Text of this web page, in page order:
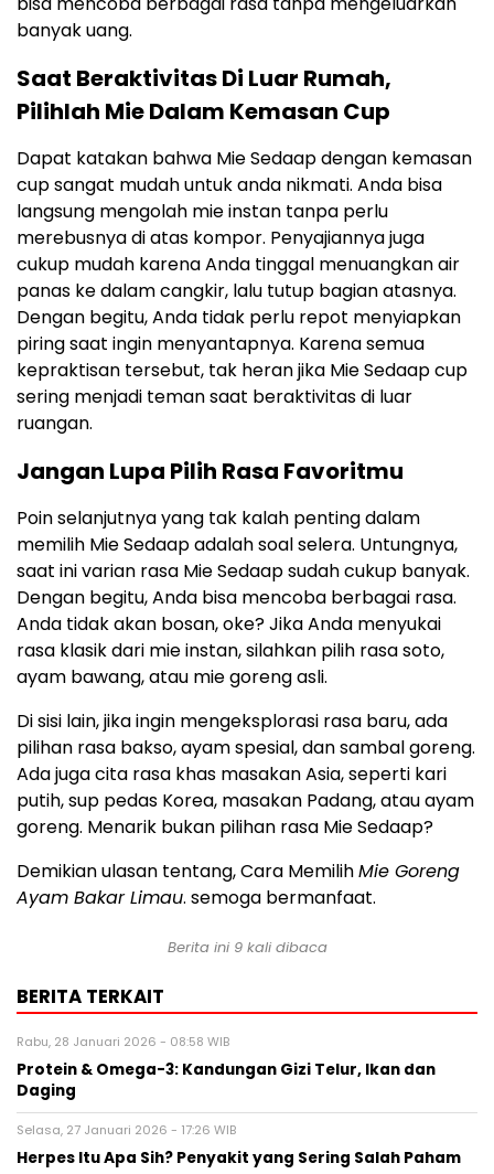
banyak uang.
Saat Beraktivitas Di Luar Rumah,
Pilihlah Mie Dalam Kemasan Cup
Dapat katakan bahwa Mie Sedaap dengan kemasan
cup sangat mudah untuk anda nikmati. Anda bisa
langsung mengolah mie instan tanpa perlu
merebusnya di atas kompor. Penyajiannya juga
cukup mudah karena Anda tinggal menuangkan air
panas ke dalam cangkir, lalu tutup bagian atasnya.
Dengan begitu, Anda tidak perlu repot menyiapkan
piring saat ingin menyantapnya. Karena semua
kepraktisan tersebut, tak heran jika Mie Sedaap cup
sering menjadi teman saat beraktivitas di luar
ruangan.
Jangan Lupa Pilih Rasa Favoritmu
Poin selanjutnya yang tak kalah penting dalam
memilih Mie Sedaap adalah soal selera. Untungnya,
saat ini varian rasa Mie Sedaap sudah cukup banyak.
Dengan begitu, Anda bisa mencoba berbagai rasa.
Anda tidak akan bosan, oke? Jika Anda menyukai
rasa klasik dari mie instan, silahkan pilih rasa soto,
ayam bawang, atau mie goreng asli.
Di sisi lain, jika ingin mengeksplorasi rasa baru, ada
pilihan rasa bakso, ayam spesial, dan sambal goreng.
Ada juga cita rasa khas masakan Asia, seperti kari
putih, sup pedas Korea, masakan Padang, atau ayam
goreng. Menarik bukan pilihan rasa Mie Sedaap?
Demikian ulasan tentang, Cara MemilihMie Goreng
Ayam Bakar Limau. semoga bermanfaat.
Berita ini 9 kali dibaca
BERITA TERKAIT
Rabu, 28 Januari 2026 - 08:58 WIB
Protein & Omega-3: Kandungan Gizi Telur, Ikan dan
Daging
Selasa, 27 Januari 2026 - 17:26 WIB
Herpes Itu Apa Sih? Penyakit yang Sering Salah Paham